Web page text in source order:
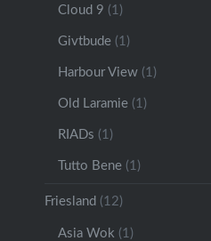
Cloud 9 (1)
Givtbude (1)
Harbour View (1)
Old Laramie (1)
RIADs (1)
Tutto Bene (1)
Friesland (12)
Asia Wok (1)